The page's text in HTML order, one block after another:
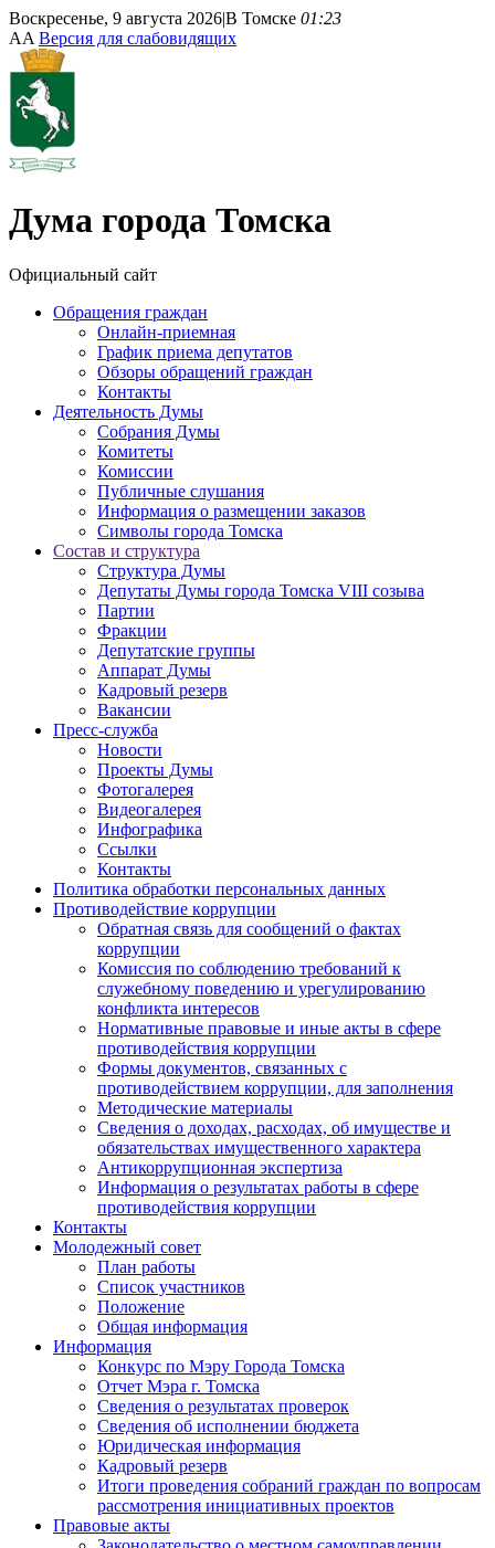
Воскресенье, 9 августа 2026|В Томске 01:23
AA Версия для слабовидящих
Дума города Томска
Официальный сайт
Обращения граждан
Онлайн-приемная
График приема депутатов
Обзоры обращений граждан
Контакты
Деятельность Думы
Собрания Думы
Комитеты
Комиссии
Публичные слушания
Информация о размещении заказов
Символы города Томска
Состав и структура
Структура Думы
Депутаты Думы города Томска VIII созыва
Партии
Фракции
Депутатские группы
Аппарат Думы
Кадровый резерв
Вакансии
Пресс-служба
Новости
Проекты Думы
Фотогалерея
Видеогалерея
Инфографика
Ссылки
Контакты
Политика обработки персональных данных
Прoтивoдeйствие кoрpупции
Обратная связь для сообщений о фактах
коррупции
Комиссия по соблюдению требований к
служебному поведению и урегулированию
конфликта интересов
Нормативные правовые и иные акты в сфере
противодействия коррупции
Формы документов, связанных с
противодействием коррупции, для заполнения
Методические материалы
Сведения о доходах, расходах, об имуществе и
обязательствах имущественного характера
Антикоррупционная экспертиза
Информация о результатах работы в сфере
противодействия коррупции
Контакты
Молодежный совет
План работы
Список участников
Положение
Общая информация
Информация
Конкурс по Мэру Города Томска
Отчет Мэра г. Томска
Сведения о результатах проверок
Сведения об исполнении бюджета
Юридическая информация
Кадровый резерв
Итоги проведения собраний граждан по вопросам
рассмотрения инициативных проектов
Правовые акты